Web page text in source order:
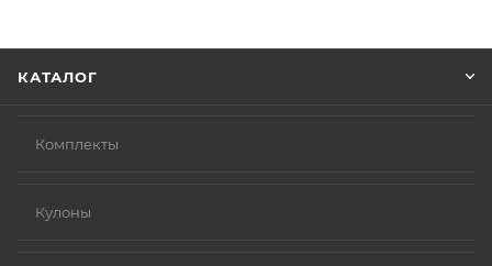
КАТАЛОГ
Комплекты
Кулоны